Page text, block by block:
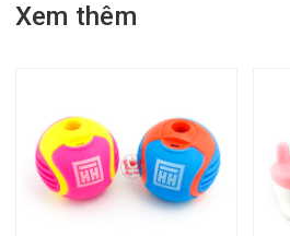
Xem thêm